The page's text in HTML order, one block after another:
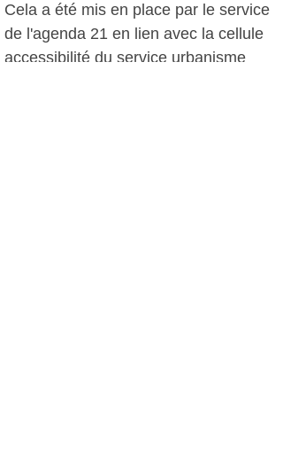
Cela a été mis en place par le service
de l'agenda 21 en lien avec la cellule
accessibilité du service urbanisme